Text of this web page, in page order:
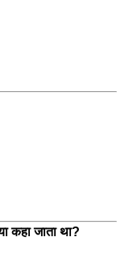
कहा जाता था?